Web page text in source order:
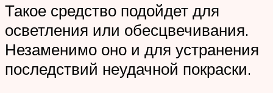
Такое средство подойдет для
осветления или обесцвечивания.
Незаменимо оно и для устранения
последствий неудачной покраски.